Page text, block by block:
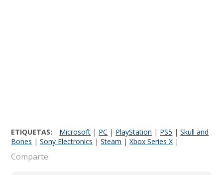
ETIQUETAS: Microsoft | PC | PlayStation | PS5 |Skull and
Bones |Sony Electronics |Steam |Xbox Series X |
Comparte: